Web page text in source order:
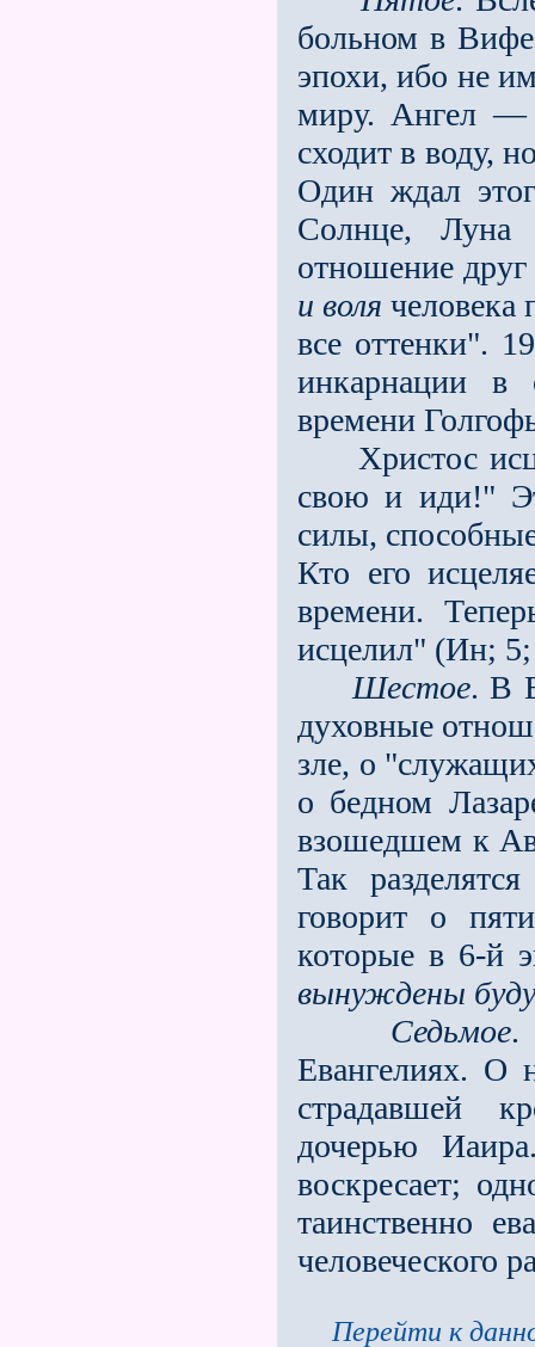
больном в
эпохи, ибо не
миру. Ангел —
сходит в воду,
Один ждал
Солнце, Луна
отношение друг
и воля человека
все оттенки".
инкарнации в
времени
Христос
свою и иди!"
силы,
Кто его
времени.
исцелил" (Ин;
Шестое. В
духовные
зле, о
о бедном
взошедшем к
Так
говорит о
которые в 6-й
вынуждены
Седьмое.
Евангелиях. О
страдавшей
дочерью
воскресает;
таинственно
человеческого
Перейти к